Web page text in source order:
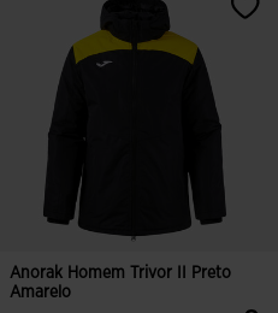
Anorak Homem Trivor II Preto
Amarelo